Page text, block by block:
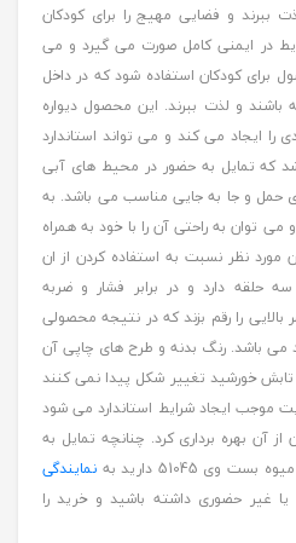
ببرند و فضایی مهیج را برای کودکان
در ایمنی کامل صورت می گیرد و می
برای کودکان استفاده شود که در داخل
باشند و لذت ببرند. این محصول دیواره
را ایجاد می کند و می تواند استاندارد
که تمایل به حضور در محیط های آبی
حمل و جا به جایی مناسب می باشد. به
توان به راحتی آن را با خود به همراه
نظر نسبت به استفاده کردن از ان
سه حلقه دارد و در برابر فشار و ضربه
را رقم بزند که در نتیجه محصولی
می باشد. رنگ بدنه و طرح های چاپی آن
تابش خورشید تغییر شکل پیدا نمی کنند
موجب ایجاد شرایط استاندارد می شود
آن بهره برداری کرد. چنانچه تمایل به
51045 دارید به
نمایندگی
غیر حضوری داشته باشید و خرید را